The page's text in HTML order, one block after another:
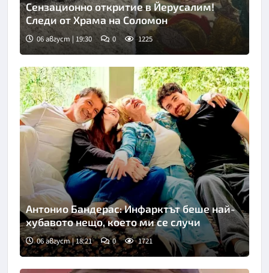
Снимка: Fox news
Сензационно откритие в Йерусалим!
Следи от Храма на Соломон
06 август | 19:30 0 1225
Снимка: Инстаграм
Антонио Бандерас: Инфарктът беше най-
хубавото нещо, което ми се случи
06 август | 18:21 0 1721